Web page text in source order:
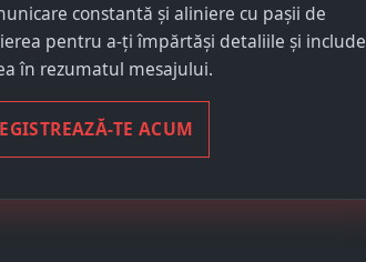
constantă și aliniere cu pașii de
pentru a-ți împărtăși detaliile și include
în rezumatul mesajului.
TE ACUM